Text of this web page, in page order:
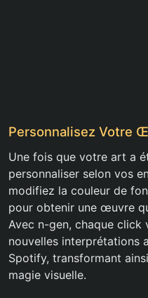
Personnalisez Votre
Une fois que votre art a
personnaliser selon vos
modifiez la couleur de
pour obtenir une œuvre
Avec n-gen, chaque click
nouvelles interprétations
Spotify, transformant
magie visuelle.